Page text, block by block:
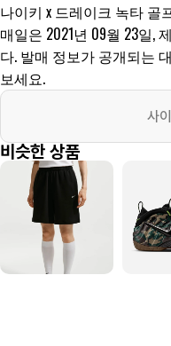
나이키 x 드레이크 녹타 골
매일은 2021년 09월 23일,
다. 발매 정보가 공개되는
보세요.
사
비슷한 상품